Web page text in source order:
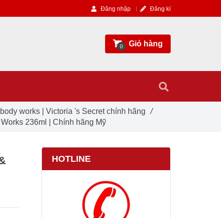
HOTLINE
works | Victoria 's Secret chính hãng
/
236ml | Chính hãng Mỹ
Đăng nhập Đăng kí
0 Giỏ hàng